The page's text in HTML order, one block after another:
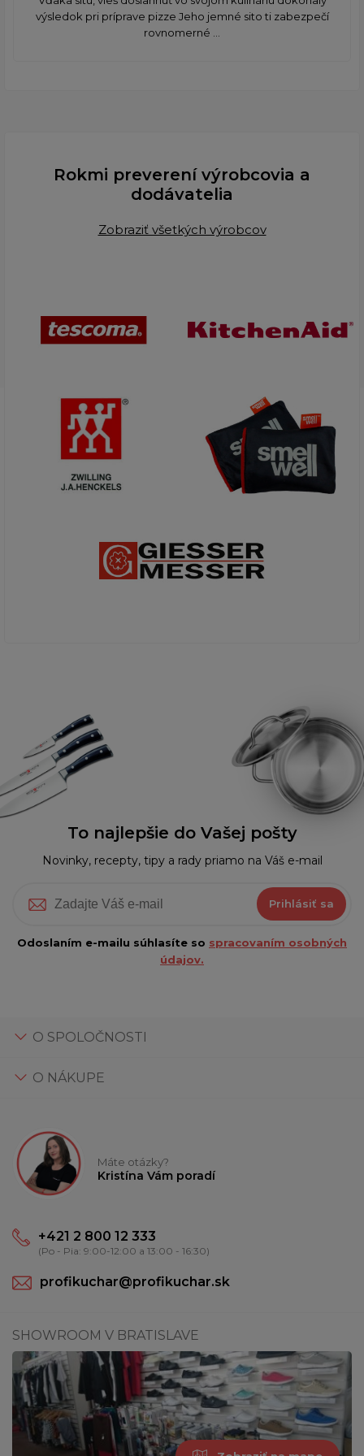
výsledok pri príprave pizze Jeho jemné sito ti zabezpečí
rovnomerné ...
Rokmi preverení výrobcovia a
dodávatelia
Zobraziť všetkých výrobcov
To najlepšie do Vašej pošty
Novinky, recepty, tipy a rady priamo na Váš e-mail
Prihlásiť sa
Odoslaním e-mailu súhlasíte so spracovaním osobných
údajov.
O SPOLOČNOSTI
O NÁKUPE
Máte otázky?
Kristína Vám poradí
+421 2 800 12 333
(Po - Pia: 9:00-12:00 a 13:00 - 16:30)
profikuchar@profikuchar.sk
SHOWROOM V BRATISLAVE